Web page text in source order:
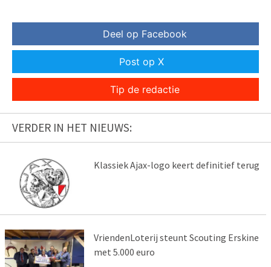
Deel op Facebook
Post op X
Tip de redactie
VERDER IN HET NIEUWS:
Klassiek Ajax-logo keert definitief terug
VriendenLoterij steunt Scouting Erskine
met 5.000 euro